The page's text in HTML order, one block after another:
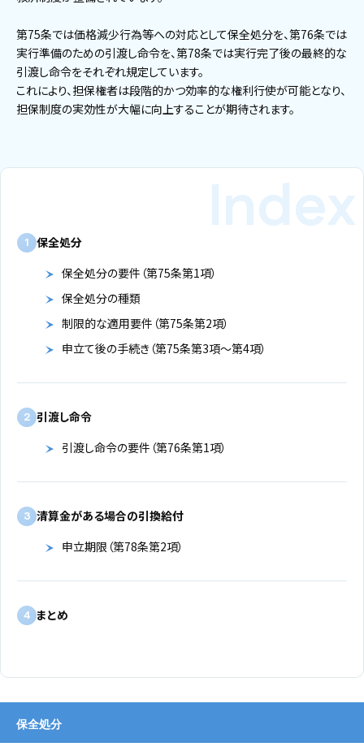
第75条では価格減少行為等への対応として保全処分を、第76条では
実行準備のための引渡し命令を、第78条では実行完了後の最終的な
引渡し命令をそれぞれ規定しています。
これにより、担保権者は段階的かつ効率的な権利行使が可能となり、
担保制度の実効性が大幅に向上することが期待されます。
1 保全処分
保全処分の要件（第75条第1項）
保全処分の種類
制限的な適用要件（第75条第2項）
申立て後の手続き（第75条第3項～第4項）
2 引渡し命令
引渡し命令の要件（第76条第1項）
3 清算金がある場合の引換給付
申立期限（第78条第2項）
4 まとめ
保全処分